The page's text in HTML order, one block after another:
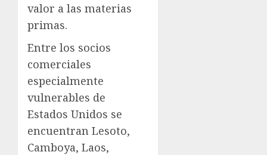
valor a las materias
primas.
Entre los socios
comerciales
especialmente
vulnerables de
Estados Unidos se
encuentran Lesoto,
Camboya, Laos,